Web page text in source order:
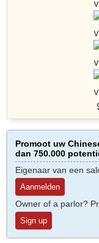
Promoot uw
dan 750.000
Eigenaar van een
Aanmelden
Owner of a parlor?
Sign up